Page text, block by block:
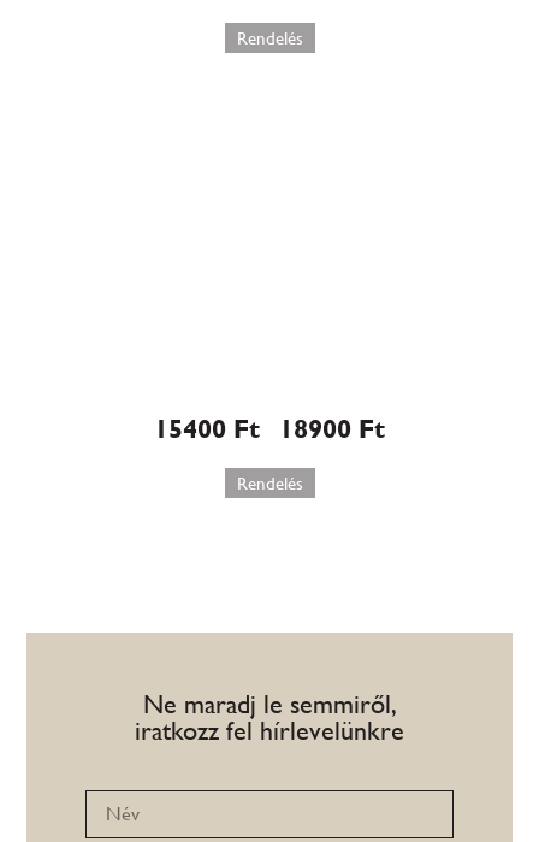
Rendelés
15400 Ft 18900 Ft
Rendelés
Ne maradj le semmiről,
iratkozz fel hírlevelünkre